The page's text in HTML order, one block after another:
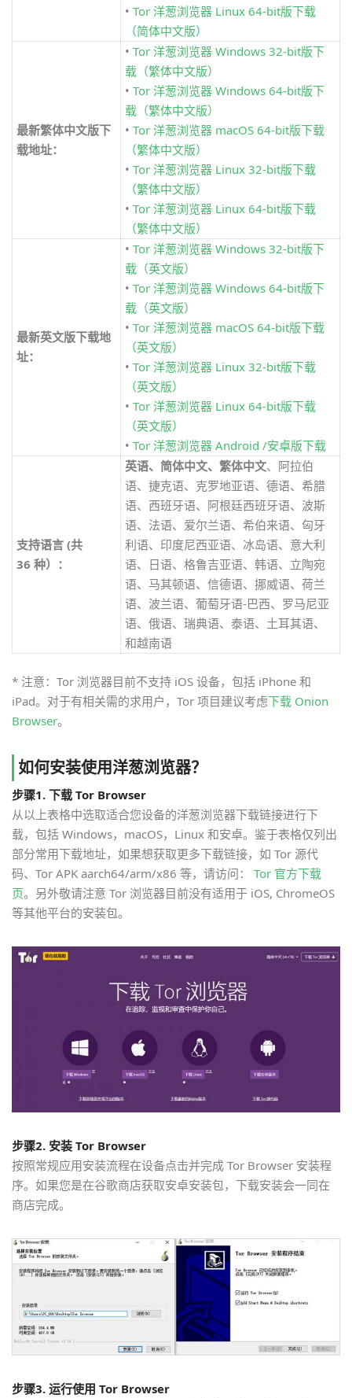
• Tor 洋葱浏览器 Linux 64-bit版下载
（简体中文版）
最新繁体中文版下
载地址：
• Tor 洋葱浏览器 Windows 32-bit版下
载（繁体中文版）
• Tor 洋葱浏览器 Windows 64-bit版下
载（繁体中文版）
• Tor 洋葱浏览器 macOS 64-bit版下载
（繁体中文版）
• Tor 洋葱浏览器 Linux 32-bit版下载
（繁体中文版）
• Tor 洋葱浏览器 Linux 64-bit版下载
（繁体中文版）
最新英文版下载地
址：
• Tor 洋葱浏览器 Windows 32-bit版下
载（英文版）
• Tor 洋葱浏览器 Windows 64-bit版下
载（英文版）
• Tor 洋葱浏览器 macOS 64-bit版下载
（英文版）
• Tor 洋葱浏览器 Linux 32-bit版下载
（英文版）
• Tor 洋葱浏览器 Linux 64-bit版下载
（英文版）
• Tor 洋葱浏览器 Android /安卓版下载
支持语言 (共
36 种） ：
英语、简体中文、繁体中文、阿拉伯
语、捷克语、克罗地亚语、德语、希腊
语、西班牙语、阿根廷西班牙语、波斯
语、法语、爱尔兰语、希伯来语、匈牙
利语、印度尼西亚语、冰岛语、意大利
语、日语、格鲁吉亚语、韩语、立陶宛
语、马其顿语、信德语、挪威语、荷兰
语、波兰语、葡萄牙语-巴西、罗马尼亚
语、俄语、瑞典语、泰语、土耳其语、
和越南语
* 注意：Tor 浏览器目前不支持 iOS 设备，包括 iPhone 和
iPad。对于有相关需的求用户，Tor 项目建议考虑下载 Onion
Browser。
如何安装使用洋葱浏览器？
步骤1. 下载 Tor Browser
从以上表格中选取适合您设备的洋葱浏览器下载链接进行下
载，包括 Windows，macOS，Linux 和安卓。鉴于表格仅列出
部分常用下载地址，如果想获取更多下载链接，如 Tor 源代
码、Tor APK aarch64/arm/x86 等，请访问： Tor 官方下载
页。另外敬请注意 Tor 浏览器目前没有适用于 iOS, ChromeOS
等其他平台的安装包。
步骤2. 安装 Tor Browser
按照常规应用安装流程在设备点击并完成 Tor Browser 安装程
序。如果您是在谷歌商店获取安卓安装包，下载安装会一同在
商店完成。
步骤3. 运行使用 Tor Browser